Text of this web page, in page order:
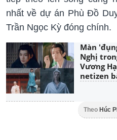
nhất về dự án Phù Đồ
Trần Ngọc Kỳ đóng chính.
Màn
Nghị
Vương
netizen
Theo Húc